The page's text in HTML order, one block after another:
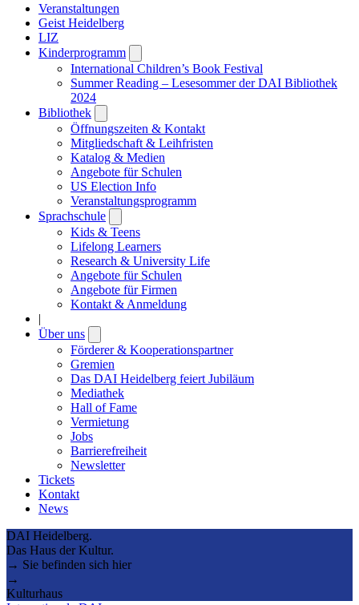
Veranstaltungen
Geist Heidelberg
LIZ
Kinderprogramm
submenu
International Children’s Book Festival
Summer Reading – Lesesommer der DAI Bibliothek
2024
Bibliothek
submenu
Öffnungszeiten & Kontakt
Mitgliedschaft & Leihfristen
Katalog & Medien
Angebote für Schulen
US Election Info
Veranstaltungsprogramm
Sprachschule
submenu
Kids & Teens
Lifelong Learners
Research & University Life
Angebote für Schulen
Angebote für Firmen
Kontakt & Anmeldung
|
Über uns
submenu
Förderer & Kooperationspartner
Gremien
Das DAI Heidelberg feiert Jubiläum
Mediathek
Hall of Fame
Vermietung
Jobs
Barrierefreiheit
Newsletter
Tickets
Kontakt
News
DAI Heidelberg.
Das Haus der Kultur.
→ Sie befinden sich hier
→
Kulturhaus